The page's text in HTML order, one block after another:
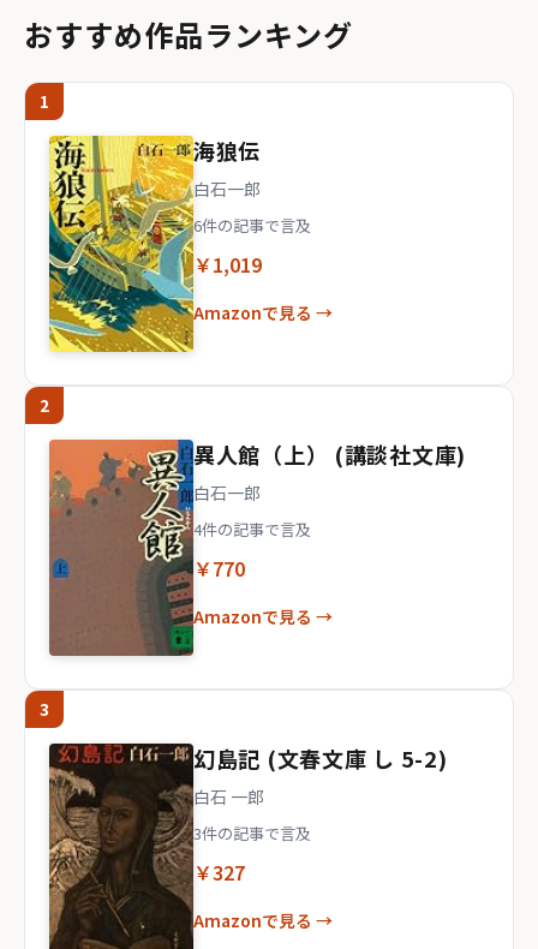
おすすめ作品ランキング
1
海狼伝
白石一郎
6件の記事で言及
￥1,019
Amazonで見る →
2
異人館（上） (講談社文庫)
白石一郎
4件の記事で言及
￥770
Amazonで見る →
3
幻島記 (文春文庫 し 5-2)
白石 一郎
3件の記事で言及
￥327
Amazonで見る →